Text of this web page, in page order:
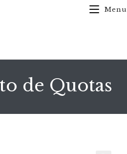
Menu
de Quotas